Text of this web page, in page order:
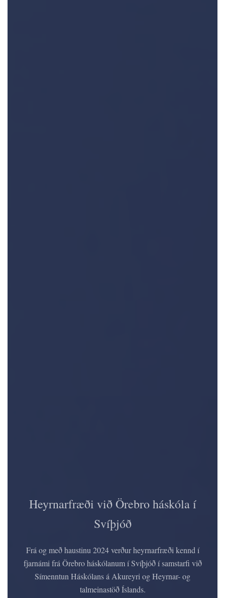
Heyrnarfræði við Örebro háskóla í
Svíþjóð
Frá og með haustinu 2024 verður heyrnarfræði kennd í
fjarnámi frá Örebro háskólanum í Svíþjóð í samstarfi við
Símenntun Háskólans á Akureyri og Heyrnar- og
talmeinastöð Íslands.